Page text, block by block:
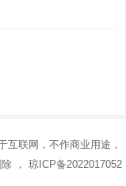
互联网，不作商业用途，
除 ，琼ICP备2022017052